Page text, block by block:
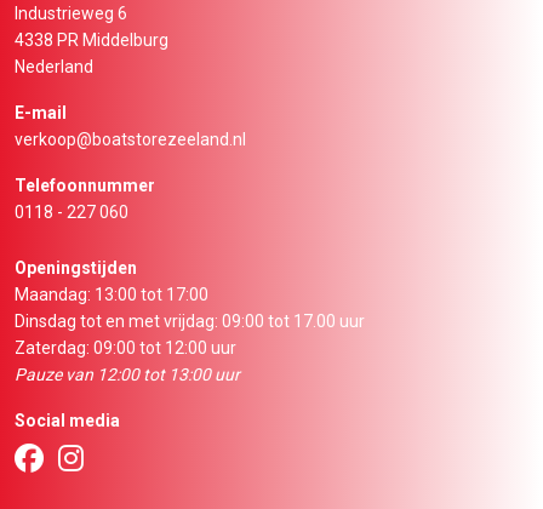
Industrieweg 6
4338 PR Middelburg
Nederland
E-mail
verkoop@boatstorezeeland.nl
Telefoonnummer
0118 - 227 060
Openingstijden
Maandag: 13:00 tot 17:00
Dinsdag tot en met vrijdag: 09:00 tot 17.00 uur
Zaterdag: 09:00 tot 12:00 uur
Pauze van 12:00 tot 13:00 uur
Social media